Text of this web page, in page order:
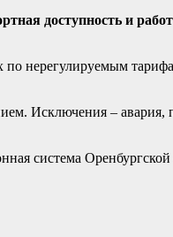
доступность и
по нерегулируемым
Исключения – авария,
система Оренбургской